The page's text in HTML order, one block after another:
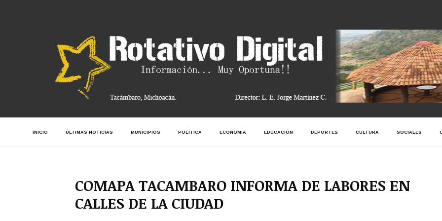
INICIO ÚLTIMAS NOTICIAS MUNICIPIOS POLÍTICA ECONOMÍA EDUCACIÓN DEPORTES CULTURA SOCIALES
COMAPA TACAMBARO INFORMA DE LABORES EN
CALLES DE LA CIUDAD